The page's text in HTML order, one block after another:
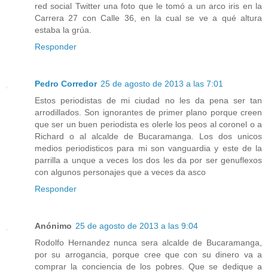
red social Twitter una foto que le tomó a un arco iris en la
Carrera 27 con Calle 36, en la cual se ve a qué altura
estaba la grúa.
Responder
Pedro Corredor 25 de agosto de 2013 a las 7:01
Estos periodistas de mi ciudad no les da pena ser tan
arrodillados. Son ignorantes de primer plano porque creen
que ser un buen periodista es olerle los peos al coronel o a
Richard o al alcalde de Bucaramanga. Los dos unicos
medios periodisticos para mi son vanguardia y este de la
parrilla a unque a veces los dos les da por ser genuflexos
con algunos personajes que a veces da asco
Responder
Anónimo 25 de agosto de 2013 a las 9:04
Rodolfo Hernandez nunca sera alcalde de Bucaramanga,
por su arrogancia, porque cree que con su dinero va a
comprar la conciencia de los pobres. Que se dedique a